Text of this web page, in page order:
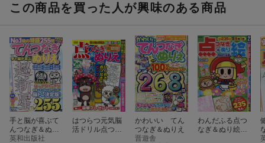
この商品を買った人が興味のある商品
手と脳が喜ぶて
んつなぎ＆ぬり
え
英和出版社
はつらつ元気脳
活ドリル点つな
かわいい てん
つなぎ＆ぬりえ
晋遊舎
わんだふる点つ
なぎ＆ぬり絵